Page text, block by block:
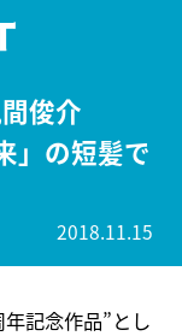
俊介
」の短髪で
2018.11.15
記念作品”とし